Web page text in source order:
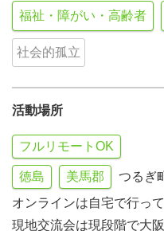
福祉・障がい・高齢者
社会的孤立
活動場所
フルリモートOK
徳島 美馬郡 つるぎ
オンラインは自宅で行っ
現地交流会は現段階で大